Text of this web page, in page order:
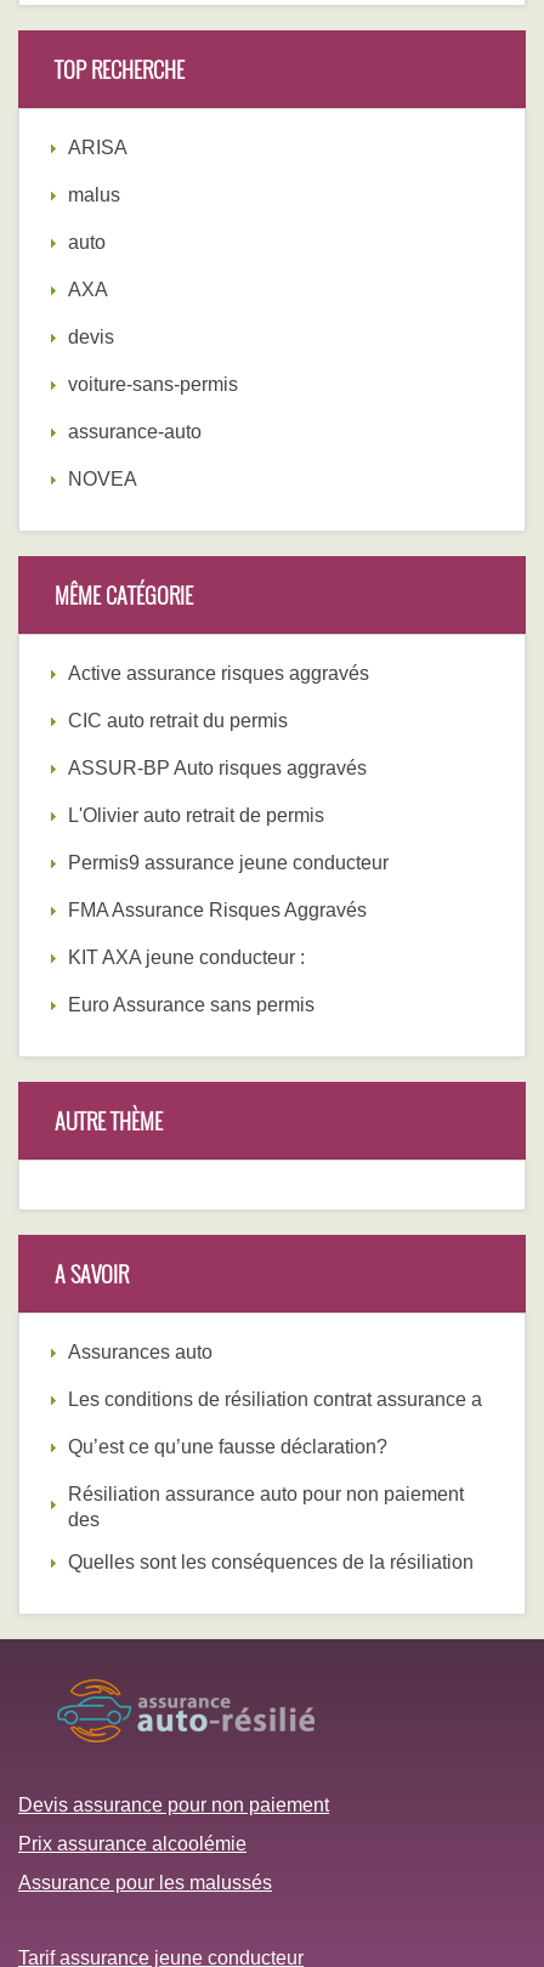
TOP RECHERCHE
ARISA
malus
auto
AXA
devis
voiture-sans-permis
assurance-auto
NOVEA
MÊME CATÉGORIE
Active assurance risques aggravés
CIC auto retrait du permis
ASSUR-BP Auto risques aggravés
L'Olivier auto retrait de permis
Permis9 assurance jeune conducteur
FMA Assurance Risques Aggravés
KIT AXA jeune conducteur :
Euro Assurance sans permis
AUTRE THÈME
A SAVOIR
Assurances auto
Les conditions de résiliation contrat assurance a
Qu’est ce qu’une fausse déclaration?
Résiliation assurance auto pour non paiement
des
Quelles sont les conséquences de la résiliation
Devis assurance pour non paiement
Prix assurance alcoolémie
Assurance pour les malussés
Tarif assurance jeune conducteur